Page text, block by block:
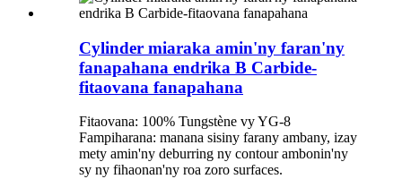
Cylinder miaraka amin'ny faran'ny
fanapahana endrika B Carbide-
fitaovana fanapahana
Fitaovana: 100% Tungstène vy YG-8
Fampiharana: manana sisiny farany ambany, izay
mety amin'ny deburring ny contour ambonin'ny
sy ny fihaonan'ny roa zoro surfaces.